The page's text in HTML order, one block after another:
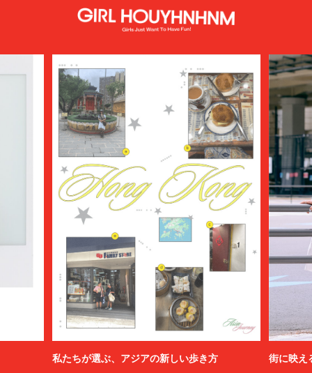
私たちが選ぶ、アジアの新しい歩き方 街に映え